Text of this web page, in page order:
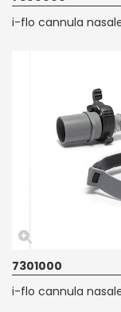
i-flo cannula
7301000
i-flo cannula